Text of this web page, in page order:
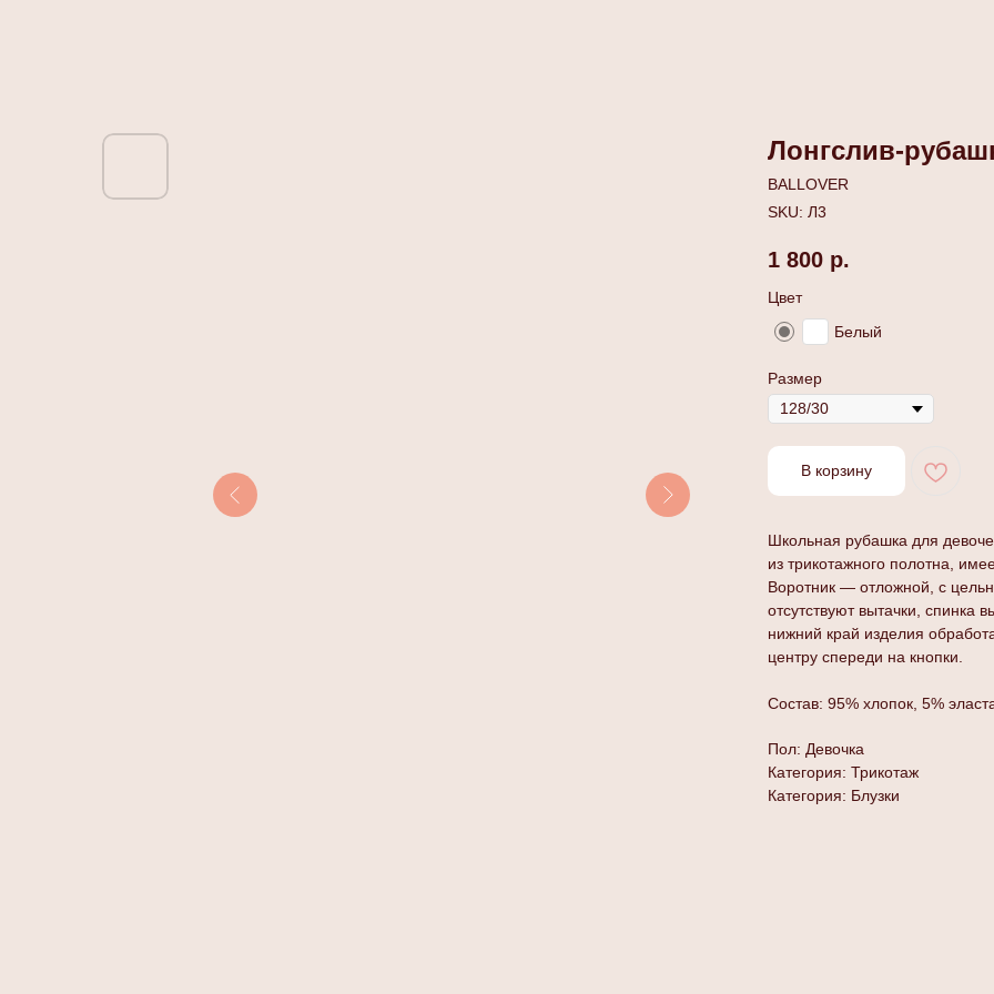
Лонгслив-
BALLOVER
SKU: Л3
1 800 р.
Цвет
Белый
Размер
В корзину
Школьная рубашка для
из трикотажного полотна,
Воротник — отложной, с
отсутствуют вытачки, спинка
нижний край изделия
центру спереди на кнопки.
Состав: 95% хлопок, 5%
Пол: Девочка
Категория: Трикотаж
Категория: Блузки